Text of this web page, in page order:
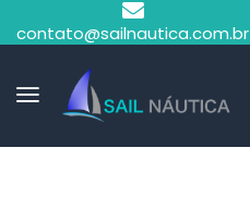
contato@sailnautica.com.br